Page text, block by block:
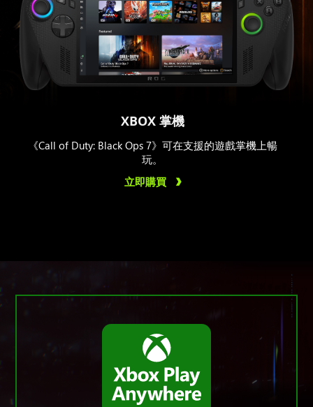
XBOX 掌機
《Call of Duty: Black Ops 7》可在支援的遊戲掌機上暢
玩。
立即購買